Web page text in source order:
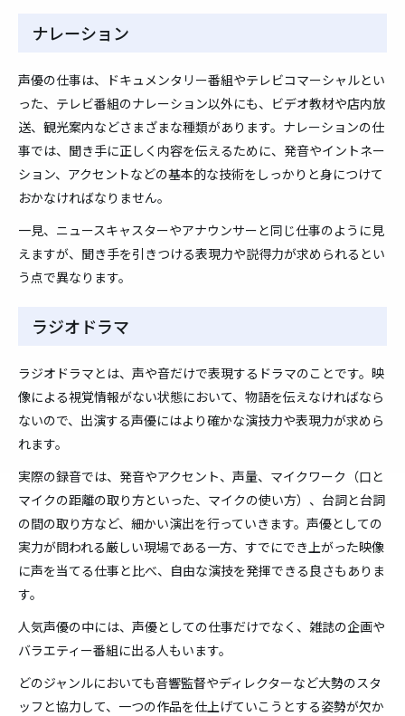
ナレーション
声優の仕事は、ドキュメンタリー番組やテレビコマーシャルとい
った、テレビ番組のナレーション以外にも、ビデオ教材や店内放
送、観光案内などさまざまな種類があります。ナレーションの仕
事では、聞き手に正しく内容を伝えるために、発音やイントネー
ション、アクセントなどの基本的な技術をしっかりと身につけて
おかなければなりません。
一見、ニュースキャスターやアナウンサーと同じ仕事のように見
えますが、聞き手を引きつける表現力や説得力が求められるとい
う点で異なります。
ラジオドラマ
ラジオドラマとは、声や音だけで表現するドラマのことです。映
像による視覚情報がない状態において、物語を伝えなければなら
ないので、出演する声優にはより確かな演技力や表現力が求めら
れます。
実際の録音では、発音やアクセント、声量、マイクワーク（口と
マイクの距離の取り方といった、マイクの使い方）、台詞と台詞
の間の取り方など、細かい演出を行っていきます。声優としての
実力が問われる厳しい現場である一方、すでにでき上がった映像
に声を当てる仕事と比べ、自由な演技を発揮できる良さもありま
す。
人気声優の中には、声優としての仕事だけでなく、雑誌の企画や
バラエティー番組に出る人もいます。
どのジャンルにおいても音響監督やディレクターなど大勢のスタ
ッフと協力して、一つの作品を仕上げていこうとする姿勢が欠か